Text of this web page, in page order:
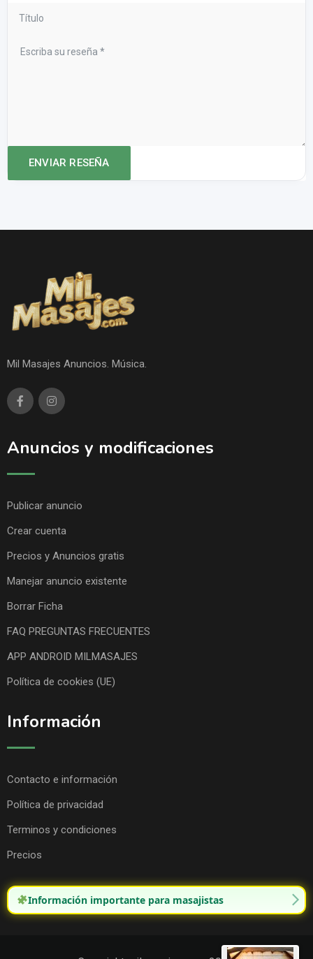
Mil Masajes Anuncios. Música.
Anuncios y modificaciones
Publicar anuncio
Crear cuenta
Precios y Anuncios gratis
Manejar anuncio existente
Borrar Ficha
FAQ PREGUNTAS FRECUENTES
APP ANDROID MILMASAJES
Política de cookies (UE)
Información
Contacto e información
Política de privacidad
Terminos y condiciones
Precios
Información importante para masajistas